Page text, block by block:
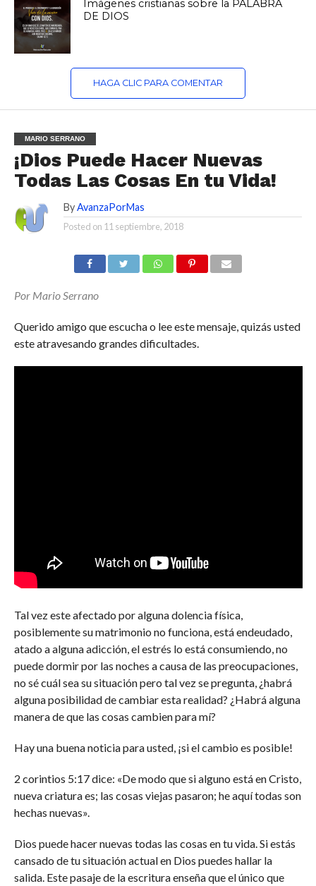
Imágenes cristianas sobre la PALABRA
DE DIOS
HAGA CLIC PARA COMENTAR
MARIO SERRANO
¡Dios Puede Hacer Nuevas
Todas Las Cosas En tu Vida!
By AvanzaPorMas
Posted on 11 septiembre, 2018
Por Mario Serrano
Querido amigo que escucha o lee este mensaje, quizás usted
este atravesando grandes dificultades.
Tal vez este afectado por alguna dolencia física,
posiblemente su matrimonio no funciona, está endeudado,
atado a alguna adicción, el estrés lo está consumiendo, no
puede dormir por las noches a causa de las preocupaciones,
no sé cuál sea su situación pero tal vez se pregunta, ¿habrá
alguna posibilidad de cambiar esta realidad? ¿Habrá alguna
manera de que las cosas cambien para mí?
Hay una buena noticia para usted, ¡si el cambio es posible!
2 corintios 5:17 dice: «De modo que si alguno está en Cristo,
nueva criatura es; las cosas viejas pasaron; he aquí todas son
hechas nuevas».
Dios puede hacer nuevas todas las cosas en tu vida. Si estás
cansado de tu situación actual en Dios puedes hallar la
salida. Este pasaje de la escritura enseña que el único que